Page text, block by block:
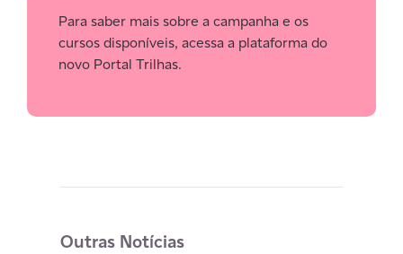
Para saber mais sobre a campanha e os
cursos disponíveis, acessa a plataforma do
novo Portal Trilhas.
Outras Notícias